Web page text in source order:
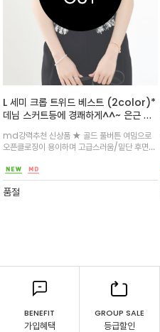
L 세미 크롭 트위드 베스트 (2color)*
데님 스커트등에 경쾌하게^^~ 은근 민
소매 원피스와도 궁합이 굿 숄더 부분을
드롭하여 체형커버는 물론 캐쥬얼함을
더했으며 넥과 슬리브 부분 깔끔하게 텍
스처를 블록
md강력추천 신상품 ★ 골드 풀버튼 여밈으로
오픈클로징이 용이하며 고급스러움/밑단 후면
일
품절
BENEFIT
가입혜택
GROUP SALE
등급할인